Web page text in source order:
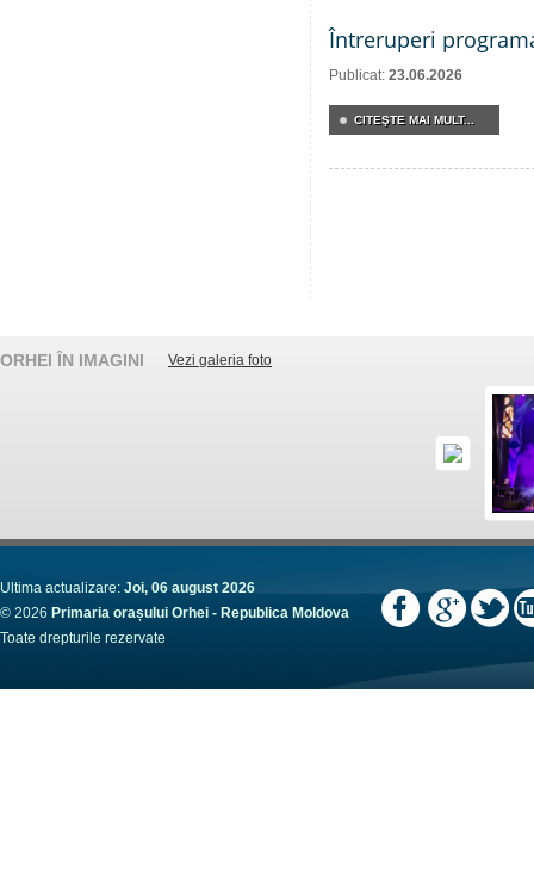
Întreruperi
Publicat: 23.06.2026
CITEŞTE MAI MULT...
ORHEI ÎN IMAGINI Vezi galeria foto
Ultima actualizare: Joi, 06 august 2026
© 2026 Primaria orașului Orhei - Republica Moldova
Toate drepturile rezervate